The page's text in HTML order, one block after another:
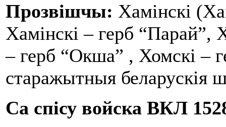
Прозвішчы: Хамінскі
Хамінскі – герб “Парай”,
– герб “Окша” , Хомскі –
старажытныя беларускія
Са спісу войска ВКЛ